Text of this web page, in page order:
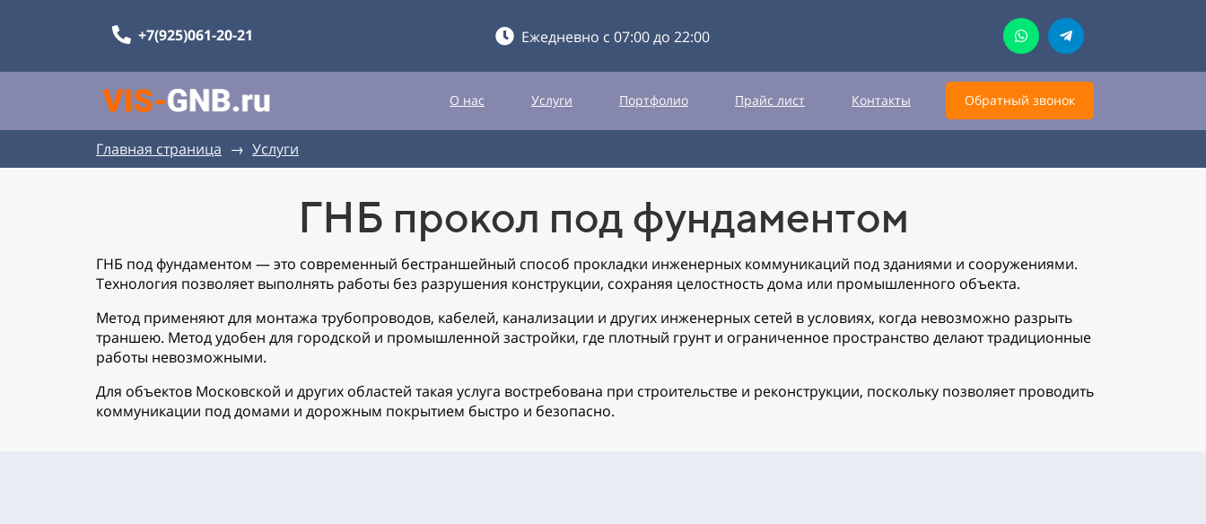
+7(925)061-20-21 Ежедневно с 07:00 до 22:00
О нас Услуги Портфолио Прайс лист Контакты Обратный звонок
Главная страница → Услуги
ГНБ прокол под фундаментом
ГНБ под фундаментом — это современный бестраншейный способ прокладки инженерных коммуникаций под зданиями и сооружениями.
Технология позволяет выполнять работы без разрушения конструкции, сохраняя целостность дома или промышленного объекта.
Метод применяют для монтажа трубопроводов, кабелей, канализации и других инженерных сетей в условиях, когда невозможно разрыть
траншею. Метод удобен для городской и промышленной застройки, где плотный грунт и ограниченное пространство делают традиционные
работы невозможными.
Для объектов Московской и других областей такая услуга востребована при строительстве и реконструкции, поскольку позволяет проводить
коммуникации под домами и дорожным покрытием быстро и безопасно.